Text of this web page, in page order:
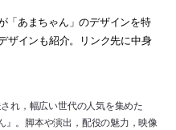
「あまちゃん」のデザインを特
ザインも紹介。リンク先に中身
れ，幅広い世代の人気を集めた
』。脚本や演出，配役の魅力，映像